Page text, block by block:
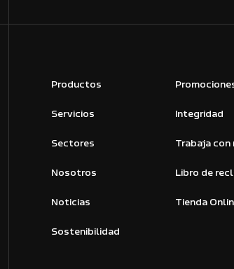
Productos
Servicios
Sectores
Nosotros
Noticias
Sostenibilidad
Integridad
Trabaja
Libro de
Tienda